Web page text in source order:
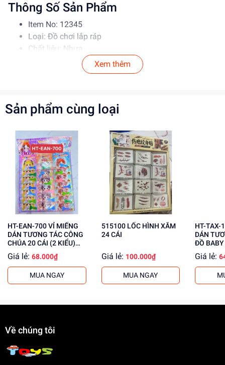
Thông Số Sản Phẩm
Item No: 12345
Loại: Đồ chơi lắp ráp
Chất liệu: Nhựa
Độ tuổi phù hợp: 5-12 tuổi
Lắp ráp theo đúng trình tự
Lợi Ích Phát Triển
Kích thích tư duy sáng tạo
Phát triển khả năng giải quyết vấn đề
Giúp trẻ em học hỏi, khám phá thế giới xung quanh
Mua ngay tạidochoitinphat.com , chúng tôi cung cấp giá sỉ
cho khách buôn. Liên hệ với chúng tôi để biết thêm thông
tin!
Xem thêm
Sản phẩm cùng loại
HT-EAN-700 VỈ MIẾNG
DÁN TƯƠNG TÁC CÔNG
CHÚA 20 CÁI (2 KIỂU)
HT-EAN-699
Giá lẻ: 68.000₫
MUA NGAY
515100 LỐC HÌNH XĂM
24 CÁI
Giá lẻ: 100.000₫
MUA NGAY
HT-TAX-
DÁN
ĐỒ
Giá lẻ:
Về chúng tôi